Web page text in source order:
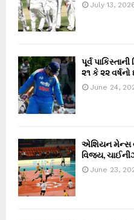
July 13,
પૂર્વ
૨૧ કે ૨૨
June 24,
એશિયન મેન્સ
વિજય,
June 23,